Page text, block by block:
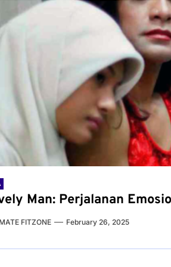
Man: Perjalanan
FITZONE February 26, 2025